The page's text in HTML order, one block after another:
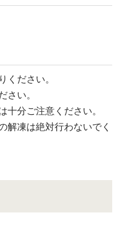
ください。
さい。
分ご注意ください。
凍は絶対行わないでく